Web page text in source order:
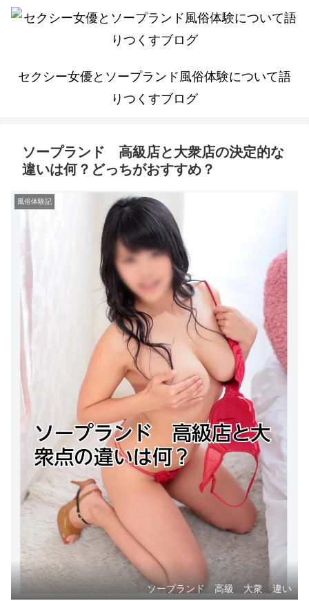
セクシー女優とソープランド風俗体験について語
りつくすブログ
ソープランド 高級店と大衆店の決定的な
違いは何？どっちがおすすめ？
風俗体験記
ソープランド 高級 大衆 違い